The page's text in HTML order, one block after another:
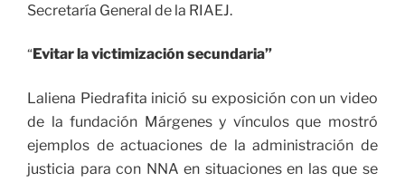
Secretaría General de la RIAEJ.
“Evitar la victimización secundaria”
Laliena Piedrafita inició su exposición con un video
de la fundación Márgenes y vínculos que mostró
ejemplos de actuaciones de la administración de
justicia para con NNA en situaciones en las que se